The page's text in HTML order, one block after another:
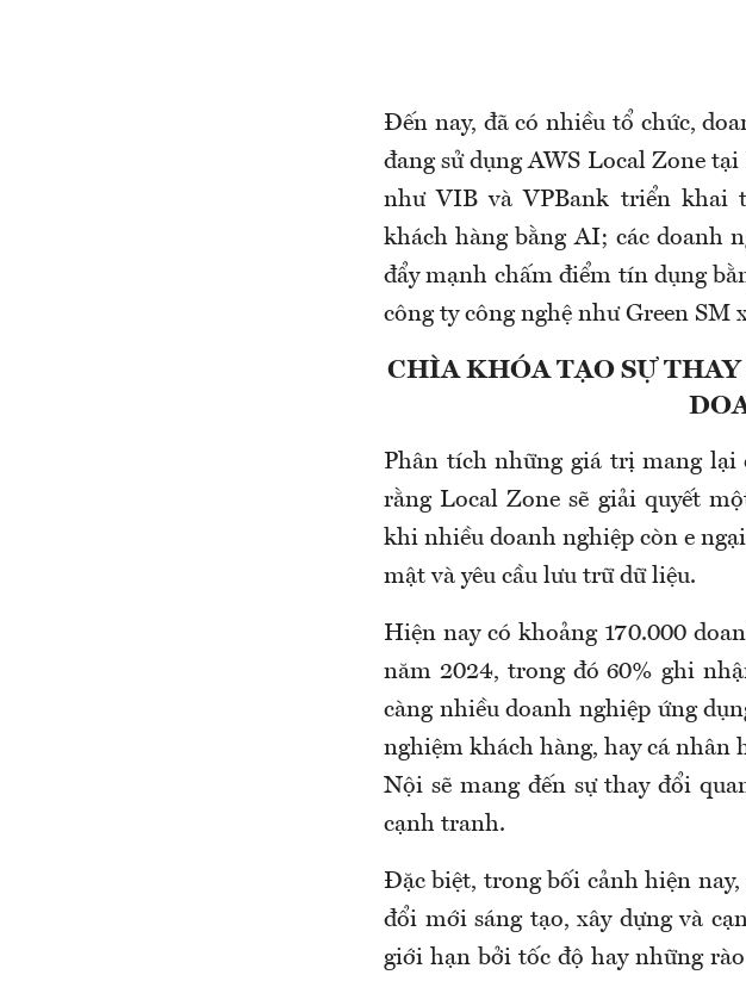
Đến nay, đã có nhiều tổ chức,
đang sử dụng AWS Local Zone
như VIB và VPBank triển khai
khách hàng bằng AI; các doanh
đẩy mạnh chấm điểm tín dụng
công ty công nghệ như Green SM
CHÌA KHÓA TẠO SỰ
Phân tích những giá trị mang lại
rằng Local Zone sẽ giải quyết
khi nhiều doanh nghiệp còn e
mật và yêu cầu lưu trữ dữ liệu.
Hiện nay có khoảng 170.000
năm 2024, trong đó 60% ghi
càng nhiều doanh nghiệp ứng
nghiệm khách hàng, hay cá nhân
Nội sẽ mang đến sự thay đổi
cạnh tranh.
Đặc biệt, trong bối cảnh hiện
đổi mới sáng tạo, xây dựng và
giới hạn bởi tốc độ hay những